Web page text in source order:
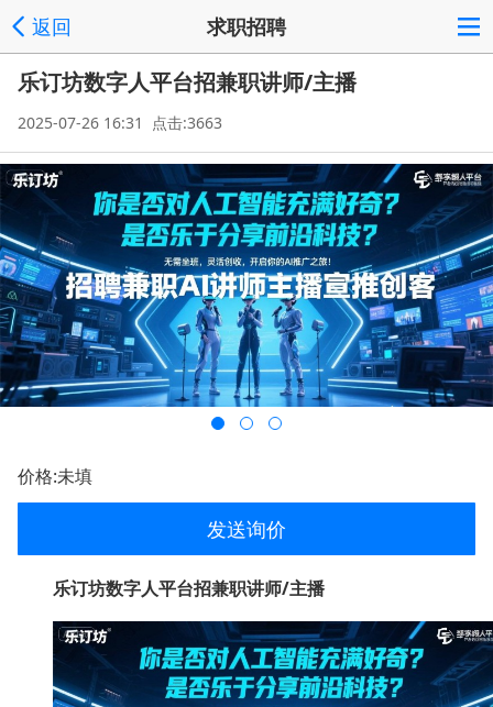
返回 求职招聘
乐订坊数字人平台招兼职讲师/主播
2025-07-26 16:31 点击:3663
价格:未填
发送询价
乐订坊数字人平台招兼职讲师/主播